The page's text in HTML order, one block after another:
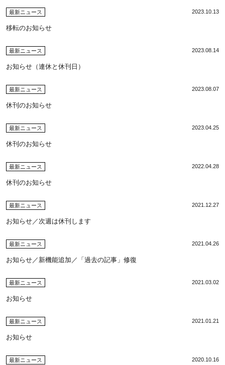
最新ニュース 2023.10.13
移転のお知らせ
最新ニュース 2023.08.14
お知らせ（連休と休刊日）
最新ニュース 2023.08.07
休刊のお知らせ
最新ニュース 2023.04.25
休刊のお知らせ
最新ニュース 2022.04.28
休刊のお知らせ
最新ニュース 2021.12.27
お知らせ／次週は休刊します
最新ニュース 2021.04.26
お知らせ／新機能追加／「過去の記事」修復
最新ニュース 2021.03.02
お知らせ
最新ニュース 2021.01.21
お知らせ
最新ニュース 2020.10.16